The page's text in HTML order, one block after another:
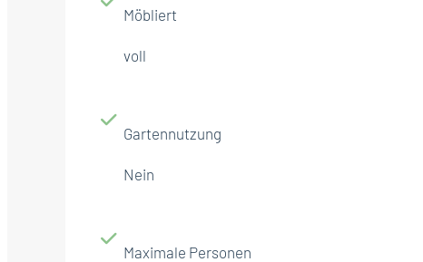
Möbliert
voll
Gartennutzung
Nein
Maximale Personen